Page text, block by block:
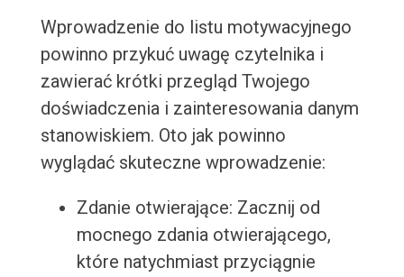
Wprowadzenie do listu motywacyjnego
powinno przykuć uwagę czytelnika i
zawierać krótki przegląd Twojego
doświadczenia i zainteresowania danym
stanowiskiem. Oto jak powinno
wyglądać skuteczne wprowadzenie:
Zdanie otwierające: Zacznij od
mocnego zdania otwierającego,
które natychmiast przyciągnie